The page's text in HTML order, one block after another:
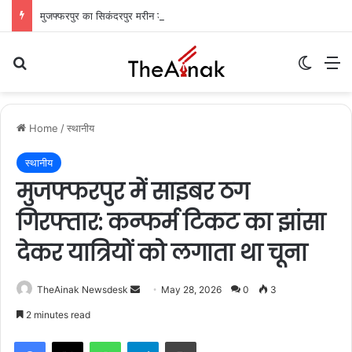
Home /स्थानीय
स्थानीय
मुजफ्फरपुर में साइबर ठग
गिरफ्तार: कन्फर्म टिकट का झांसा
देकर यात्रियों को लगाता था चूना
TheAinak Newsdesk May 28, 2026 0 3
2 minutes read
Telegram